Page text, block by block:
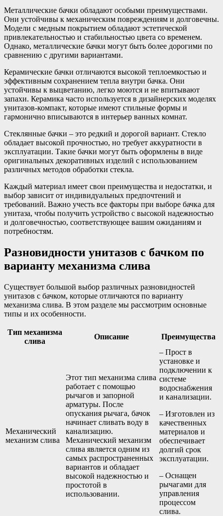
Металлические бачки обладают особыми преимуществами.
Они устойчивы к механическим повреждениям и долговечны.
Модели с медным покрытием обладают эстетической
привлекательностью и стабильностью цвета со временем.
Однако, металлические бачки могут быть более дорогими по
сравнению с другими вариантами.
Керамические бачки отличаются высокой теплоемкостью и
эффективным сохранением тепла внутри бачка. Они
устойчивы к выцветанию, легко моются и не впитывают
запахи. Керамика часто используется в дизайнерских моделях
унитазов-компакт, которые имеют стильные формы и
гармонично вписываются в интерьер ванных комнат.
Стеклянные бачки – это редкий и дорогой вариант. Стекло
обладает высокой прочностью, но требует аккуратности в
эксплуатации. Такие бачки могут быть оформлены в виде
оригинальных декоративных изделий с использованием
различных методов обработки стекла.
Каждый материал имеет свои преимущества и недостатки, и
выбор зависит от индивидуальных предпочтений и
требований. Важно учесть все факторы при выборе бачка для
унитаза, чтобы получить устройство с высокой надежностью
и долговечностью, соответствующее вашим ожиданиям и
потребностям.
Разновидности унитазов с бачком по
варианту механизма слива
Существует большой выбор различных разновидностей
унитазов с бачком, которые отличаются по варианту
механизма слива. В этом разделе мы рассмотрим основные
типы и их особенности.
Тип механизма
слива
Описание Преимущества
Механический
механизм слива
Этот тип механизма слива
работает с помощью
рычагов и запорной
арматуры. После
опускания рычага, бачок
начинает сливать воду в
канализацию.
Механический механизм
слива является одним из
самых распространенных
вариантов и обладает
высокой надежностью и
простотой в
использовании.
– Прост в
установке и
подключении к
системе
водоснабжения
и канализации.
– Изготовлен из
качественных
материалов и
обеспечивает
долгий срок
эксплуатации.
– Оснащен
рычагами для
управления
процессом
слива.